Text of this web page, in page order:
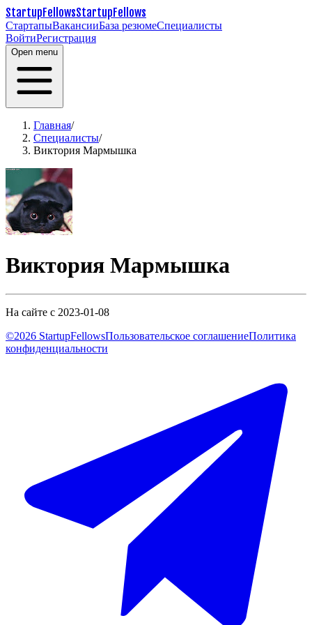
StartupFellowsStartupFellows
СтартапыВакансииБаза резюмеСпециалисты
ВойтиРегистрация
Open menu
Главная/
Специалисты/
Виктория Мармышка
Виктория Мармышка
На сайте с 2023-01-08
©2026 StartupFellowsПользовательское соглашениеПолитика
конфиденциальности